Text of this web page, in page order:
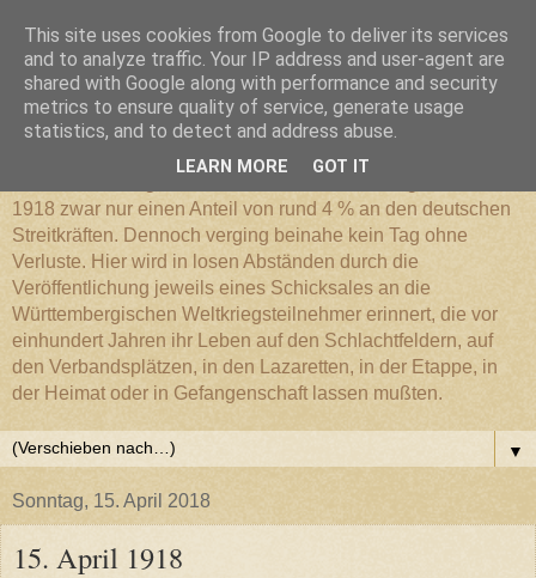
Württembergischer
Weltkriegs-Blog
1918 zwar nur einen Anteil von rund 4 % an den deutschen
Streitkräften. Dennoch verging beinahe kein Tag ohne
Verluste. Hier wird in losen Abständen durch die
Veröffentlichung jeweils eines Schicksales an die
Württembergischen Weltkriegsteilnehmer erinnert, die vor
einhundert Jahren ihr Leben auf den Schlachtfeldern, auf
den Verbandsplätzen, in den Lazaretten, in der Etappe, in
der Heimat oder in Gefangenschaft lassen mußten.
▼
Sonntag, 15. April 2018
15. April 1918
This site uses cookies from Google to deliver its services
and to analyze traffic. Your IP address and user-agent are
shared with Google along with performance and security
metrics to ensure quality of service, generate usage
statistics, and to detect and address abuse.
LEARN MORE GOT IT